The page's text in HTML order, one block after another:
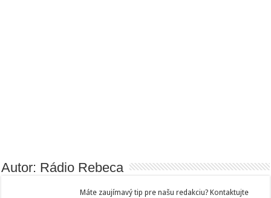
Autor: Rádio Rebeca
Máte zaujímavý tip pre našu redakciu? Kontaktujte